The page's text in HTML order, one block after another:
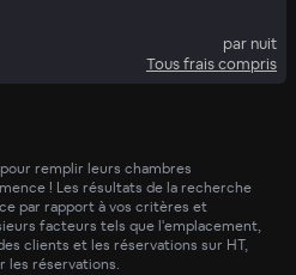
par nuit
Tous frais compris
remplir leurs chambres
! Les résultats de la recherche
par rapport à vos critères et
facteurs tels que l'emplacement,
clients et les réservations sur HT,
les réservations.